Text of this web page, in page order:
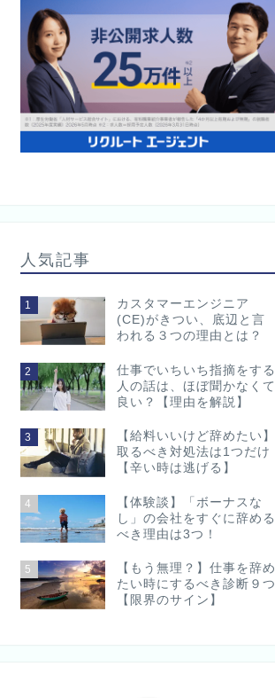
人気記事
1
カスタマーエンジニア
(CE)がきつい、底辺と言
われる３つの理由とは？
2
仕事でいちいち指摘をする
人の話は、ほぼ聞かなくて
良い？【理由を解説】
3
【給料いいけど辞めたい】
取るべき対処法は1つだけ
【辛い時は逃げる】
4
【体験談】「ボーナスな
し」の会社をすぐに辞める
べき理由は3つ！
5
【もう無理？】仕事を辞め
たい時にするべき診断９つ
【限界のサイン】